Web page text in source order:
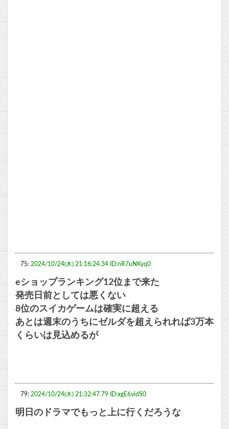
75: 2024/10/24(木) 21:16:24.34 ID:nR7uNKyq0
eショップランキング12位まで来た
発売日前としては悪くない
8位のスイカゲームは確実に超える
あとは週末のうちにゼルダを超えられれば3万本
くらいは見込めるが
79: 2024/10/24(木) 21:32:47.79 ID:xgE6vidS0
明日のドラマでもっと上に行くだろうな